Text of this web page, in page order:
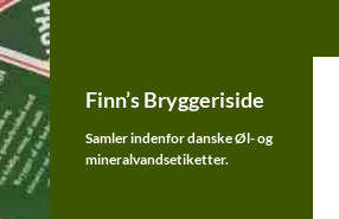
Hop
til
indhold
etiketter fra Danmark
Finn’s Bryggeriside
Samler indenfor danske Øl- og
mineralvandsetiketter.